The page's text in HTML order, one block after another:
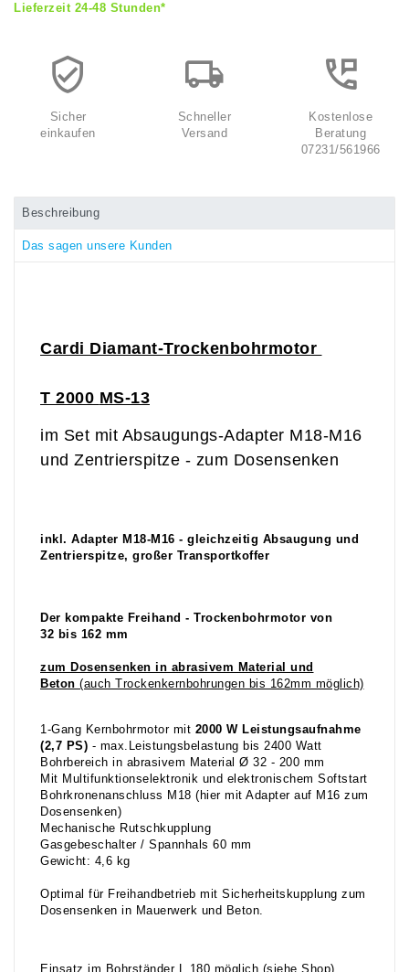
Lieferzeit 24-48 Stunden*
Sicher
einkaufen
Schneller
Versand
Kostenlose
Beratung
07231/561966
Beschreibung
Das sagen unsere Kunden
Cardi Diamant-Trockenbohrmotor
T 2000 MS-13
im Set mit Absaugungs-Adapter M18-M16
und Zentrierspitze - zum Dosensenken
inkl. Adapter M18-M16 - gleichzeitig Absaugung und
Zentrierspitze, großer Transportkoffer
Der kompakte Freihand - Trockenbohrmotor von
32 bis 162 mm
zum Dosensenken in abrasivem Material und
Beton (auch Trockenkernbohrungen bis 162mm möglich)
1-Gang Kernbohrmotor mit 2000 W Leistungsaufnahme
(2,7 PS) - max.Leistungsbelastung bis 2400 Watt
Bohrbereich in abrasivem Material Ø 32 - 200 mm
Mit Multifunktionselektronik und elektronischem Softstart
Bohrkronenanschluss M18 (hier mit Adapter auf M16 zum
Dosensenken)
Mechanische Rutschkupplung
Gasgebeschalter / Spannhals 60 mm
Gewicht: 4,6 kg
Optimal für Freihandbetrieb mit Sicherheitskupplung zum
Dosensenken in Mauerwerk und Beton.